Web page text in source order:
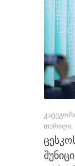
თარიღი: